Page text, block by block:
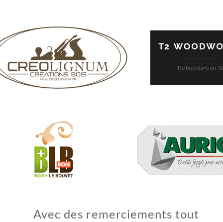
Avec des remerciements tout